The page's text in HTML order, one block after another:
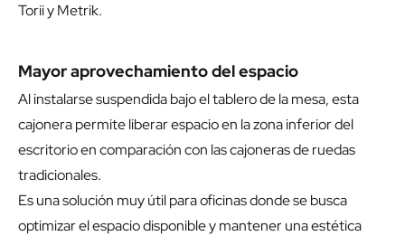
Torii y Metrik.
Mayor aprovechamiento del espacio
Al instalarse suspendida bajo el tablero de la mesa, esta
cajonera permite liberar espacio en la zona inferior del
escritorio en comparación con las cajoneras de ruedas
tradicionales.
Es una solución muy útil para oficinas donde se busca
optimizar el espacio disponible y mantener una estética